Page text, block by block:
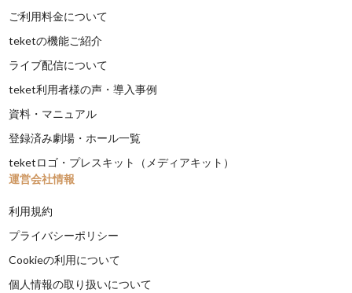
ご利用料金について
teketの機能ご紹介
ライブ配信について
teket利用者様の声・導入事例
資料・マニュアル
登録済み劇場・ホール一覧
teketロゴ・プレスキット（メディアキット）
運営会社情報
利用規約
プライバシーポリシー
Cookieの利用について
個人情報の取り扱いについて